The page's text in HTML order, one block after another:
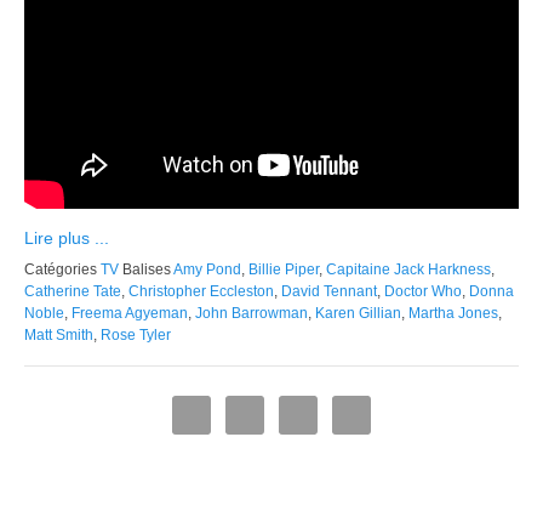
Lire plus ...
Catégories TV BalisesAmy Pond Billie Piper, Capitaine Jack Harkness
Catherine Tate Christopher Eccleston David Tennant, Doctor Who Donna
Noble Freema Agyeman John Barrowman Karen Gillian Martha Jones
Matt Smith Rose Tyler